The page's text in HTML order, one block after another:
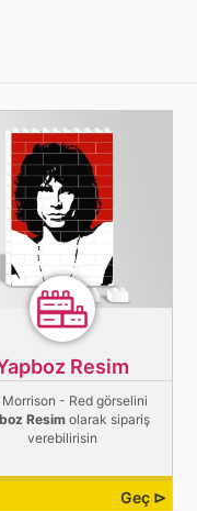
Resim
- Red görselini
Resim olarak sipariş
verebilirisin
Geç ⊳